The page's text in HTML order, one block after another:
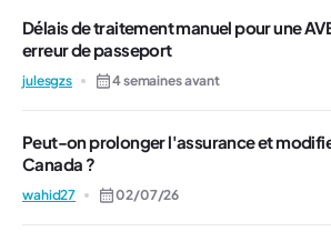
Délais de traitement manuel pour une
erreur de passeport
julesgzs 4 semaines avant
Peut-on prolonger l'assurance et
Canada ?
wahid27 02/07/26